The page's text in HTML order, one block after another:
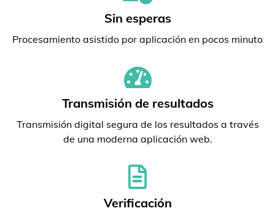
Sin esperas
Procesamiento asistido por aplicación en pocos minuto
Transmisión de resultados
Transmisión digital segura de los resultados a través
de una moderna aplicación web.
Verificación